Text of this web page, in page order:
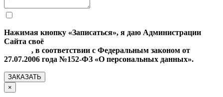
Нажимая кнопку «Записаться», я даю Администрации
Сайта своё
, в соответствии с Федеральным законом от
27.07.2006 года №152-ФЗ «О персональных данных».
ЗАКАЗАТЬ
×